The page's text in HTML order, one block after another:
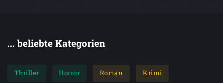
... beliebte Kategorien
Thriller Horror Roman Krimi